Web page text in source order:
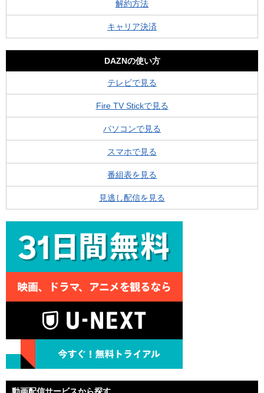
解約方法
キャリア決済
DAZNの使い方
テレビで見る
Fire TV Stickで見る
パソコンで見る
スマホで見る
番組表を見る
見逃し配信を見る